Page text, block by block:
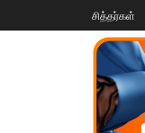
சித்தர்கள்